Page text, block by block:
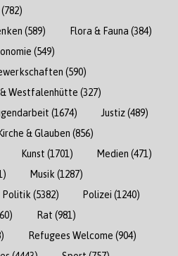
(782)
(589) Flora & Fauna (384)
(549)
(590)
Westfalenhütte (327)
(1674) Justiz(489)
& Glauben (856)
Kunst (1701) Medien (471)
Musik (1287)
Politik (5382) Polizei (1240)
Rat (981)
Refugees Welcome (904)